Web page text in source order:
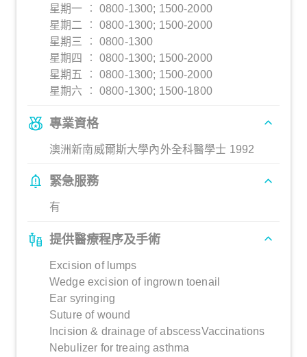
星期一 ︰ 0800-1300; 1500-2000
星期二 ︰ 0800-1300; 1500-2000
星期三 ︰ 0800-1300
星期四 ︰ 0800-1300; 1500-2000
星期五 ︰ 0800-1300; 1500-2000
星期六 ︰ 0800-1300; 1500-1800
專業資格
澳洲新南威爾斯大學內外全科醫學士 1992
緊急服務
有
提供醫療程序及手術
Excision of lumps
Wedge excision of ingrown toenail
Ear syringing
Suture of wound
Incision & drainage of abscessVaccinations
Nebulizer for treaing asthma